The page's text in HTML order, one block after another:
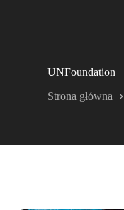
UNFoundation
Strona główna